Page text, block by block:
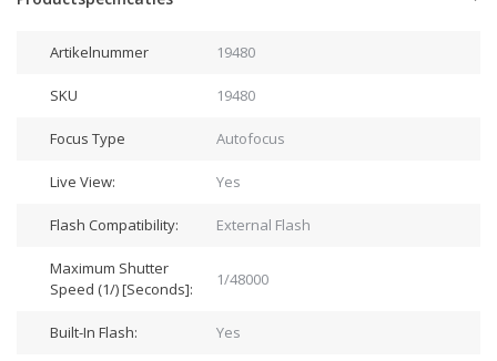
Artikelnummer 19480
SKU 19480
Focus Type Autofocus
Live View: Yes
Flash Compatibility: External Flash
Maximum Shutter
Speed (1/) [Seconds]:
1/48000
Built-In Flash: Yes